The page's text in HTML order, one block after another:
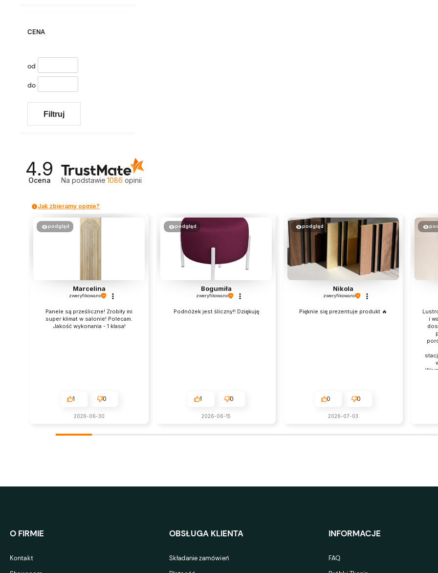
CENA
od
do
Filtruj
4.9
Ocena Na podstawie 1086 opinii
Jak zbieramy opinie?
podgląd
Marcelina
zweryfikowano
Panele są prześliczne! Zrobiły mi
super klimat w salonie! Polecam.
Jakość wykonania - 1 klasa!
1 0
2026-06-30
podgląd
Bogumiła
zweryfikowano
Podnóżek jest śliczny!! Dziękuję
1 0
2026-06-15
podgląd
Nikola
zweryfikowano
Pięknie się prezentuje produkt 🔥
0 0
2026-07-03
i
O FIRMIE
Kontakt
OBSŁUGA KLIENTA
Składanie zamówień
INFORMACJE
FAQ